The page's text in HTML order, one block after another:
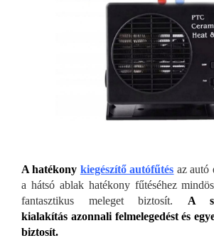
A hatékony kiegészítő autófűtés az autó
a hátsó ablak hatékony fűtéséhez
fantasztikus meleget biztosít. A
kialakítás azonnali felmelegedést és
biztosít.